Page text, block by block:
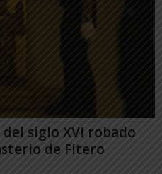
siglo XVI robado
de Fitero